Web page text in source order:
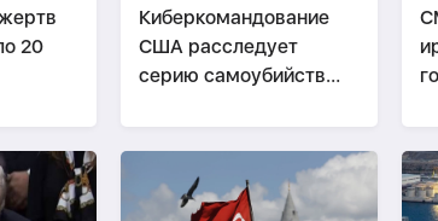
20
Киберкомандование
США расследует
серию самоубийств